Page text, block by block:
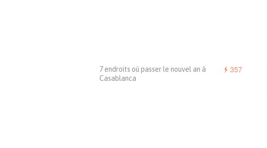
357
7 endroits où passer le nouvel an à
Casablanca